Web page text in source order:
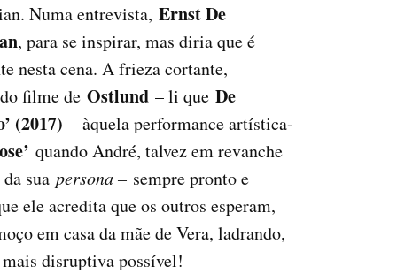
Numa entrevista, Ernst De
, para se inspirar, mas diria que é
nesta cena. A frieza cortante,
filme de Ostlund – li que De
(2017) – àquela performance artística-
quando André, talvez em revanche
sua persona – sempre pronto e
ele acredita que os outros esperam,
em casa da mãe de Vera, ladrando,
mais disruptiva possível!